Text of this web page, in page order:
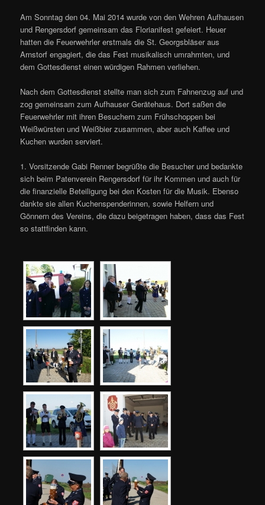
Am Sonntag den 04. Mai 2014 wurde von den Wehren Aufhausen
und Rengersdorf gemeinsam das Florianifest gefeiert. Heuer
hatten die Feuerwehrler erstmals die St. Georgsbläser aus
Arnstorf engagiert, die das Fest musikalisch umrahmten, und
dem Gottesdienst einen würdigen Rahmen verliehen.
Nach dem Gottesdienst stellte man sich zum Fahnenzug auf und
zog gemeinsam zum Aufhauser Gerätehaus. Dort saßen die
Feuerwehrler mit ihren Besuchern zum Frühschoppen bei
Weißwürsten und Weißbier zusammen, aber auch Kaffee und
Kuchen wurden serviert.
1. Vorsitzende Gabi Renner begrüßte die Besucher und bedankte
sich beim Patenverein Rengersdorf für ihr Kommen und auch für
die finanzielle Beteiligung bei den Kosten für die Musik. Ebenso
dankte sie allen Kuchenspenderinnen, sowie Helfern und
Gönnern des Vereins, die dazu beigetragen haben, dass das Fest
so stattfinden kann.